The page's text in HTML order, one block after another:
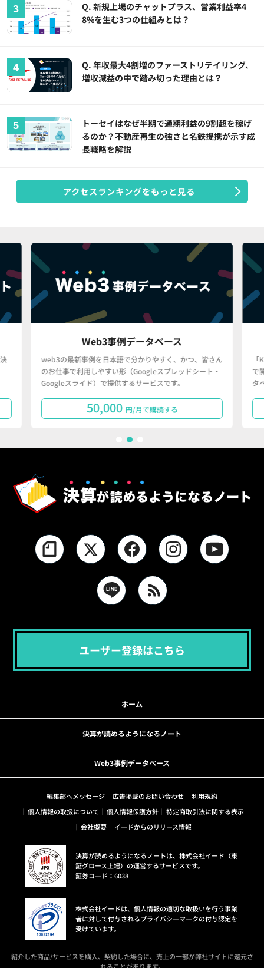
Q. 新規上場のチャットプラス、営業利益率4
8%を生む3つの仕組みとは？
Q. 年収最大4割増のファーストリテイリング、
増収減益の中で踏み切った理由とは？
トーセイはなぜ半期で通期利益の9割超を稼げ
るのか？不動産再生の強さと名鉄提携が示す成
長戦略を解説
アクセスランキングをもっと見る
Web3事例データベース
web3の最新事例を日本語で分かりやすく、かつ、皆さん
のお仕事で利用しやすい形（Googleスプレッドシート・
Googleスライド）で提供するサービスです。
50,000 円/月で購読する
で
タ
ユーザー登録はこちら
ホーム
決算が読めるようになるノート
Web3事例データベース
編集部へメッセージ 広告掲載のお問い合わせ
利用規約
個人情報の取扱について
個人情報保護方針
特定商取引法に関する表示
会社概要
イードからのリリース情報
決算が読めるようになるノートは、株式会社イード（東
証グロース上場）の運営するサービスです。
証券コード：6038
株式会社イードは、個人情報の適切な取扱いを行う事業
者に対して付与されるプライバシーマークの付与認定を
受けています。
紹介した商品/サービスを購入、契約した場合に、売上の一部が弊社サイトに還元さ